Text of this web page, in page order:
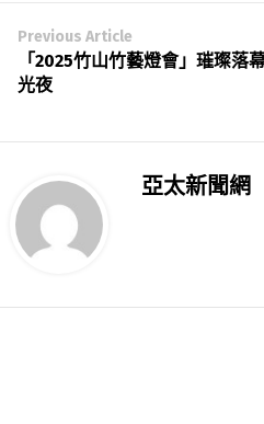
Previous Article
「2025竹山竹藝燈會」璀璨落
光夜
亞太新聞網